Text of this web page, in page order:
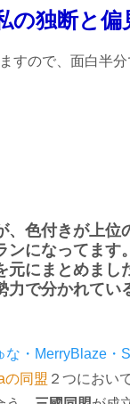
の独断と偏
すので、面白半
、色付きが上位
ンになってます
元にまとめまし
力で分かれてい
な・MerryBlaze・
の同盟 ２つにおい